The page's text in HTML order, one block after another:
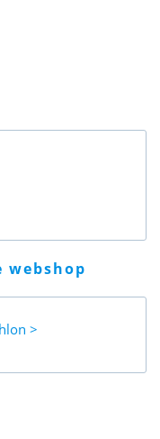
webshop